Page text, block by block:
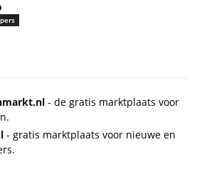
- de gratis marktplaats voor
- gratis marktplaats voor nieuwe en